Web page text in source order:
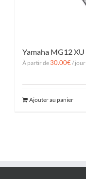
Yamaha MG12 XU
À partir de30.00€/ jour
Ajouter au panier